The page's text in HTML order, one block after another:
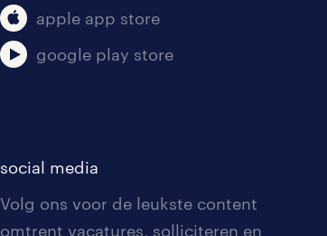
apple app store
google play store
social media
Volg ons voor de leukste content
omtrent vacatures, solliciteren en